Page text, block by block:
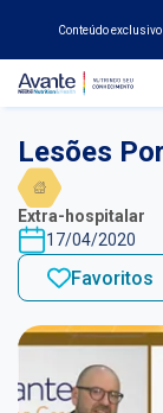
Conteúdo
Lesões
Extra-hospitalar
17/04/2020
Favoritos